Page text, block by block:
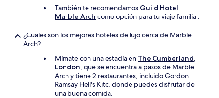
También te recomendamos Guild Hotel
Marble Arch como opción para tu viaje familiar.
¿Cuáles son los mejores hoteles de lujo cerca de Marble
Arch?
Mímate con una estadía en The Cumberland,
London, que se encuentra a pasos de Marble
Arch y tiene 2 restaurantes, incluido Gordon
Ramsay Hell's Kitc, donde puedes disfrutar de
una buena comida.